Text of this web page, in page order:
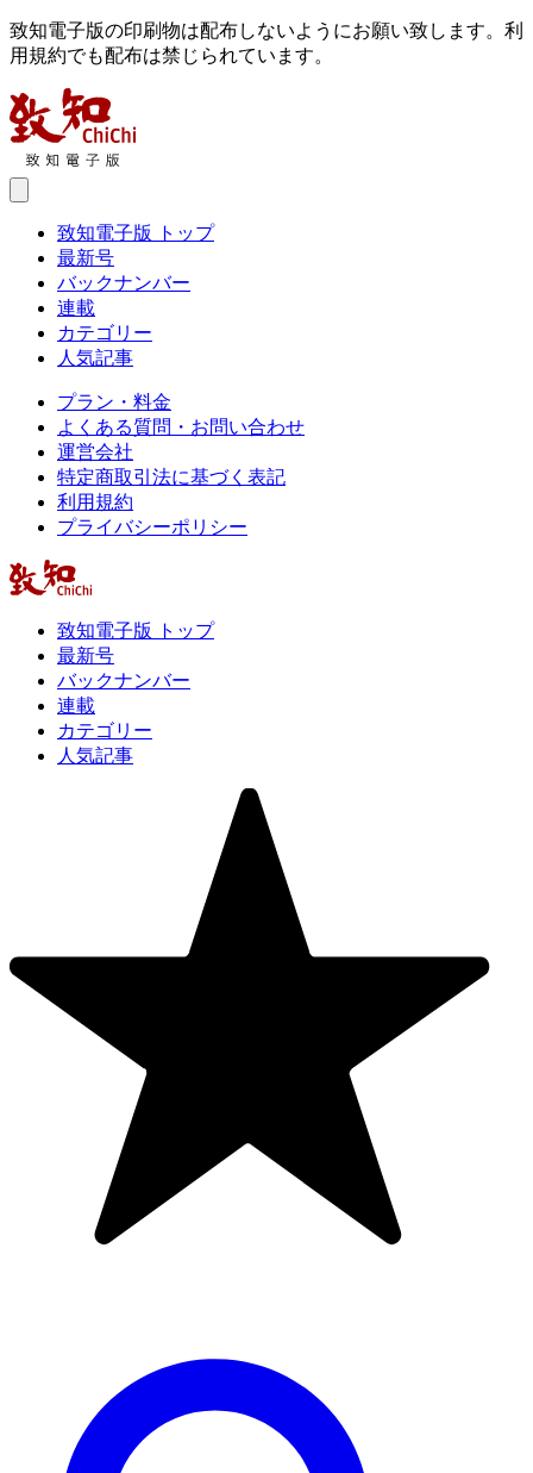
致知電子版の印刷物は配布しないようにお願い致します。利
用規約でも配布は禁じられています。
致知電子版 トップ
最新号
バックナンバー
連載
カテゴリー
人気記事
プラン・料金
よくある質問・お問い合わせ
運営会社
特定商取引法に基づく表記
利用規約
プライバシーポリシー
致知電子版 トップ
最新号
バックナンバー
連載
カテゴリー
人気記事